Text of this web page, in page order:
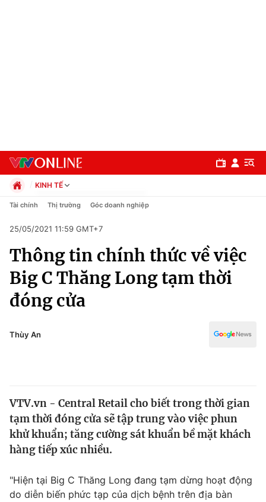
Chuyên mục
Chính trị
Xã hội
Pháp luật
Thế giới
Tin tức
Thế giới đó đây
Câu chuyện quốc tế
Kinh tế
Thị trường
Dữ liệu và đời sống
KINH TẾ
Chính trị
Pháp luật
Kinh tế
Thể thao
Truyền hình
Văn hóa - Giải trí
Y tế
Tài chính Thị trường Góc doanh nghiệp
25/05/2021 11:59 GMT+7
Thông tin chính thức về việc
Big C Thăng Long tạm thời
đóng cửa
Thùy An
VTV.vn - Central Retail cho biết trong thời gian
tạm thời đóng cửa sẽ tập trung vào việc phun
khử khuẩn; tăng cường sát khuẩn bề mặt khách
hàng tiếp xúc nhiều.
"Hiện tại Big C Thăng Long đang tạm dừng hoạt động
do diễn biến phức tạp của dịch bệnh trên địa bàn